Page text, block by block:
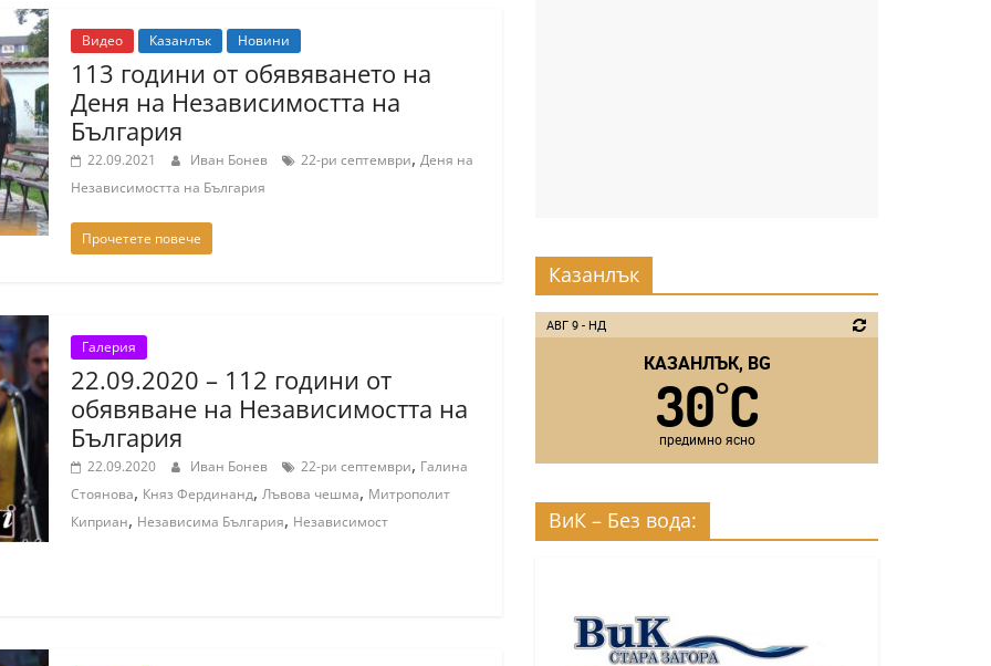
Видео Казанлък Новини
113 години от обявяването на
Деня на Независимостта на
България
22.09.2021 Иван Бонев 22-ри септември, Деня на
Независимостта на България
Прочетете повече
Галерия
22.09.2020 – 112 години от
обявяване на Независимостта на
България
22.09.2020 Иван Бонев 22-ри септември, Галина
Стоянова, Княз Фердинанд, Лъвова чешма, Митрополит
Киприан, Независима България, Независимост
Казанлък
АВГ 9 - НД
КАЗАНЛЪК, BG
30°C
предимно ясно
ВиК – Без вода: